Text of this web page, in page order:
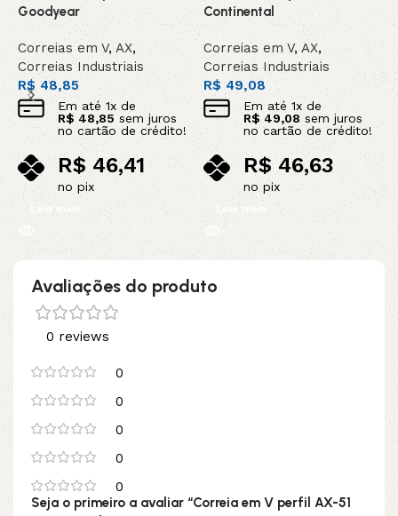
Goodyear
Correias em V,AX,
Correias Industriais
R$ 48,85
Em até1x de
R$ 48,85 sem juros
no cartão de crédito!
R$46,41
no pix
Leia mais
DA
Continental
Correias em V, AX,
Correias Industriais
R$ 49,08
Em até 1x de
R$ 49,08sem juros
no cartão de crédito!
R$ 46,63
no pix
Leia mais
Avaliações do produto
0 reviews
0
0
0
0
0
Seja o primeiro a avaliar “Correia em V perfil AX-51